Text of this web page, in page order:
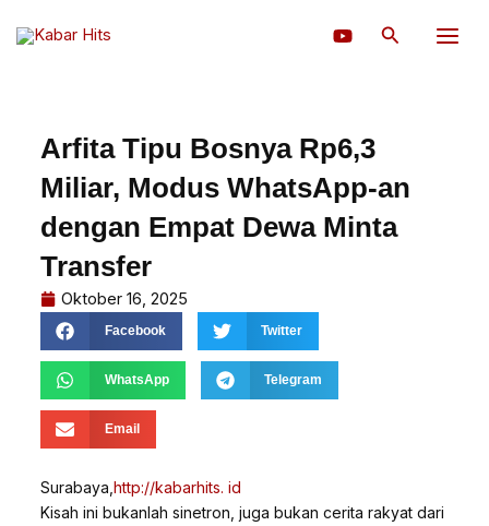
Cari
Arfita Tipu Bosnya Rp6,3
Miliar, Modus WhatsApp-an
dengan Empat Dewa Minta
Transfer
Oktober 16, 2025
Facebook Twitter
WhatsApp Telegram
Email
Surabaya,http://kabarhits. id
Kisah ini bukanlah sinetron, juga bukan cerita rakyat dari